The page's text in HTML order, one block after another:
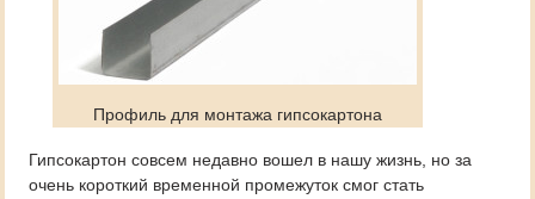
Профиль для монтажа гипсокартона
Гипсокартон совсем недавно вошел в нашу жизнь, но за
очень короткий временной промежуток смог стать